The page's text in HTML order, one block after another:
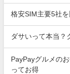
格安SIM主要5社
ダサいって本当？
PayPayグルメの
ってお得